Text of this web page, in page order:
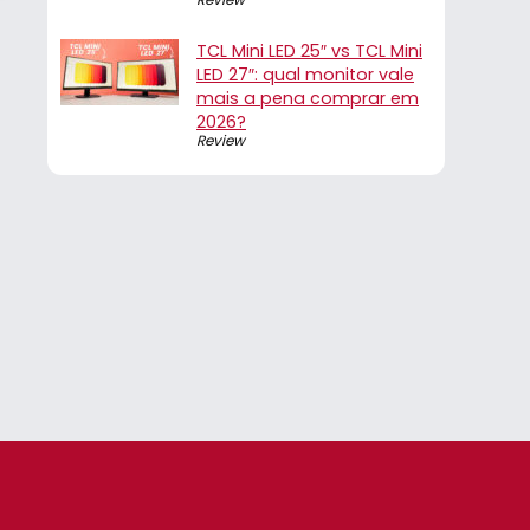
TCL Mini LED 25″ vs TCL Mini
LED 27″: qual monitor vale
mais a pena comprar em
2026?
Review